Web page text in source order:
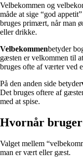
Velbekommen og
måde at sige “god
bruges primært, når man
eller drikke.
Velbekommenbetyder
gæsten er velkommen til
bruges ofte af værter ved
På den anden side betyder
Det bruges oftere af
med at spise.
Hvornår
Valget mellem
man er vært eller gæst.